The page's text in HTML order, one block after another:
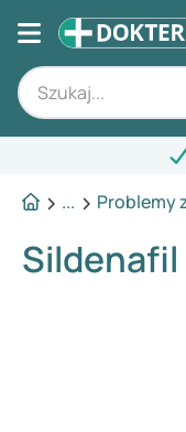
...
Problemy
Sildenafil